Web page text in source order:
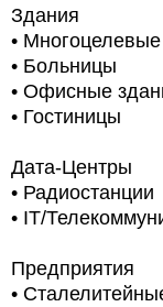
Здания
•
• Больницы
• Офисные
• Гостиницы
Дата-Центры
• Радиостанции
• IT/
Предприятия
•